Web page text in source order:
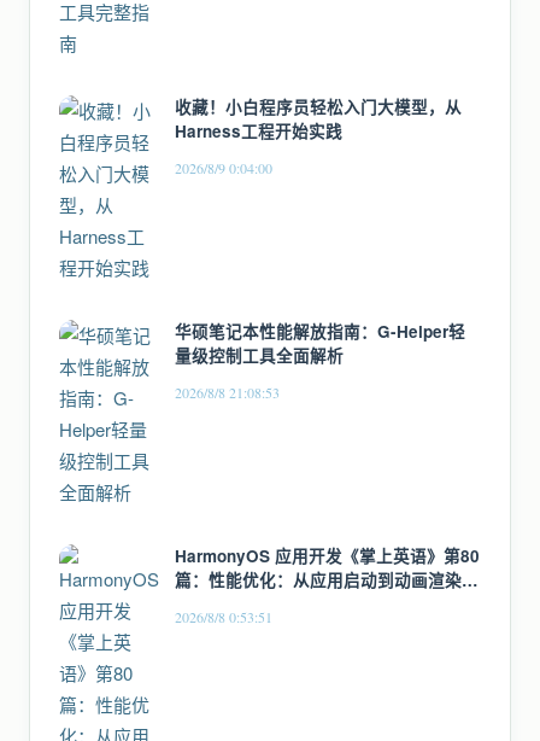
收藏！小白程序员轻松入门大模型，从
Harness工程开始实践
2026/8/9 0:04:00
华硕笔记本性能解放指南：G-Helper轻
量级控制工具全面解析
2026/8/8 21:08:53
HarmonyOS 应用开发《掌上英语》第80
篇：性能优化：从应用启动到动画渲染的
2026/8/8 0:53:51